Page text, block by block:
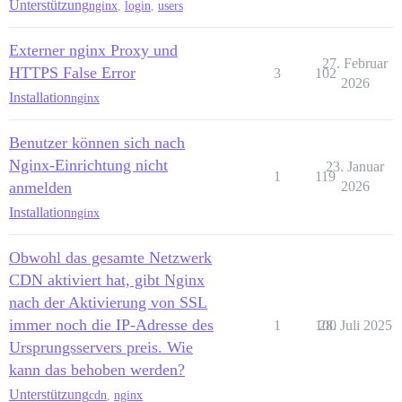
Unterstützungnginx login users
Externer nginx Proxy und
HTTPS False Error
Installationnginx
3 102
27. Februar
2026
Benutzer können sich nach
Nginx-Einrichtung nicht
anmelden
Installationnginx
1 119
23. Januar
2026
Obwohl das gesamte Netzwerk
CDN aktiviert hat, gibt Nginx
nach der Aktivierung von SSL
immer noch die IP-Adresse des
Ursprungsservers preis. Wie
kann das behoben werden?
Unterstützungcdn nginx
1 100
28. Juli 2025